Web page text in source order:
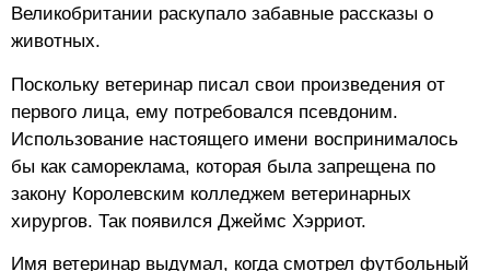
Великобритании раскупало забавные рассказы о
животных.
Поскольку ветеринар писал свои произведения от
первого лица, ему потребовался псевдоним.
Использование настоящего имени воспринималось
бы как самореклама, которая была запрещена по
закону Королевским колледжем ветеринарных
хирургов. Так появился Джеймс Хэрриот.
Имя ветеринар выдумал, когда смотрел футбольный